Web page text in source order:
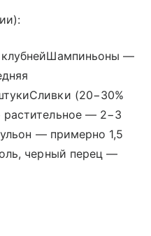
—
(20−30%
— 2−3
— примерно 1,5
черный перец —